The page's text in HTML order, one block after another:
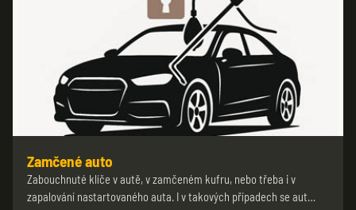
Zamčené auto
Zabouchnuté klíče v autě, v zamčeném kufru, nebo třeba i v
zapalování nastartovaného auta. I v takových případech se aut…